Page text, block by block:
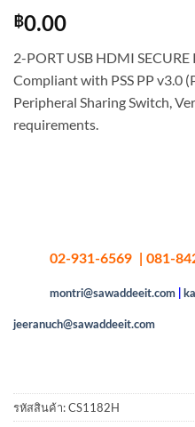
฿0.00
2-PORT USB HDMI
Compliant with PSS PP v3.0
Peripheral Sharing Switch,
requirements.
02-931-6569 | 081-
montri@sawaddeeit.com
jeeranuch@sawaddeeit.com
รหัสสินค้า:CS1182H